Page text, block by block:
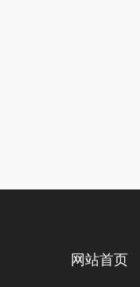
网站首页